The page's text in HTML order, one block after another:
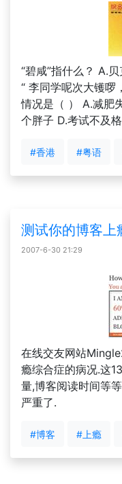
“碧咸”指什么？ A.
“ 李同学呢次大镬啰
情况是（ ） A.减
个胖子 D.考试不及
#香港 #粤语
测试你的博客上
2007-6-30 21:29
在线交友网站
瘾综合症的病况.这
量,博客阅读时间等
严重了.
#博客 #上瘾